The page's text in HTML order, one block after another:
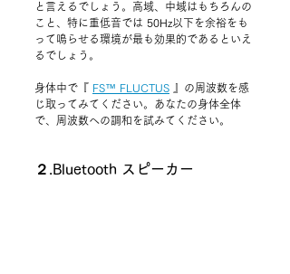
と言えるでしょう。高域、中域はもちろんの
こと、特に重低音では 50Hz以下を余裕をも
って鳴らせる環境が最も効果的であるといえ
るでしょう。
身体中で 『 FS™ FLUCTUS 』 の周波数を感
じ取ってみてください。あなたの身体全体
で、周波数への調和を試みてください。
２.Bluetooth スピーカー